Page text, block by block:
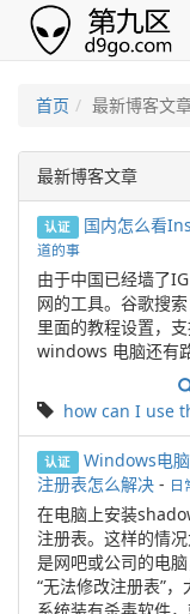
首页 最新博客文
最新博客文章
认证 国内怎么看
道的事
由于中国已经墙了
网的工具。谷歌搜
里面的教程设置，
windows 电脑还有
how can I use
认证
Windows电
注册表怎么解决 - 日
在电脑上安装
注册表。这样的情
是网吧或公司的电
“无法修改注册表”